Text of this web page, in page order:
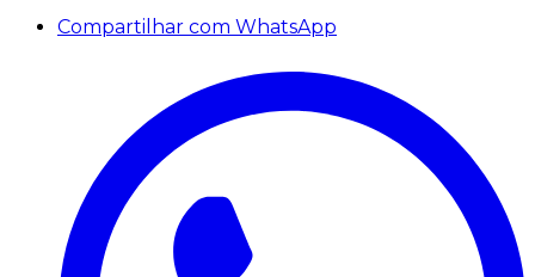
Compartilhar com WhatsApp